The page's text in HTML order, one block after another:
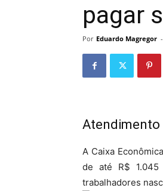
pagar
Por Eduardo Magregor -
Atendimento
A Caixa
de até R$ 1.045
trabalhadores